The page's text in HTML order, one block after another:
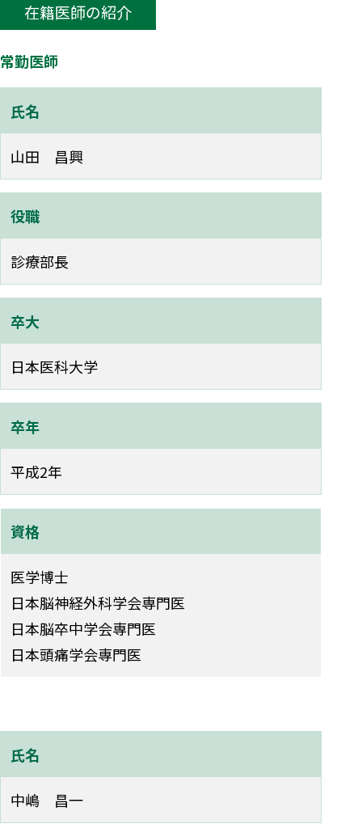
在籍医師の紹介
常勤医師
氏名
山田 昌興
役職
診療部長
卒大
日本医科大学
卒年
平成2年
資格
医学博士
日本脳神経外科学会専門医
日本脳卒中学会専門医
日本頭痛学会専門医
氏名
中嶋 昌一